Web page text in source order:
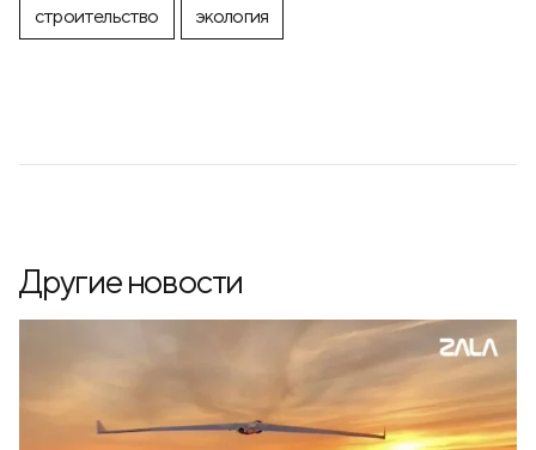
строительство экология
Другие новости